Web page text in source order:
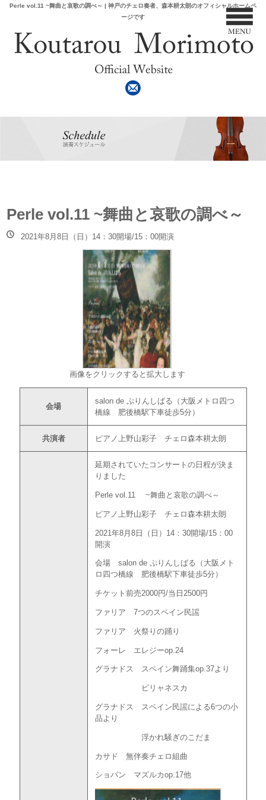
Perle vol.11 ~舞曲と哀歌の調べ～ | 神戸のチェロ奏者、森本耕太朗のオフィシャルホームペ
ージです
Perle vol.11 ~舞曲と哀歌の調べ～
2021年8月8日（日）14：30開場/15：00開演
画像をクリックすると拡大します
会場
salon de ぷりんしばる（大阪メトロ四つ
橋線 肥後橋駅下車徒歩5分）
共演者 ピアノ上野山彩子 チェロ森本耕太朗
延期されていたコンサートの日程が決ま
りました
Perle vol.11 ~舞曲と哀歌の調べ～
ピアノ上野山彩子 チェロ森本耕太朗
2021年8月8日（日）14：30開場/15：00
開演
会場 salon de ぷりんしばる（大阪メト
ロ四つ橋線 肥後橋駅下車徒歩5分）
チケット前売2000円/当日2500円
ファリア 7つのスペイン民謡
ファリア 火祭りの踊り
フォーレ エレジーop.24
グラナドス スペイン舞踊集op.37より
ビリャネスカ
グラナドス スペイン民謡による6つの小
品より
浮かれ騒ぎのこだま
カサド 無伴奏チェロ組曲
ショパン マズルカop.17他